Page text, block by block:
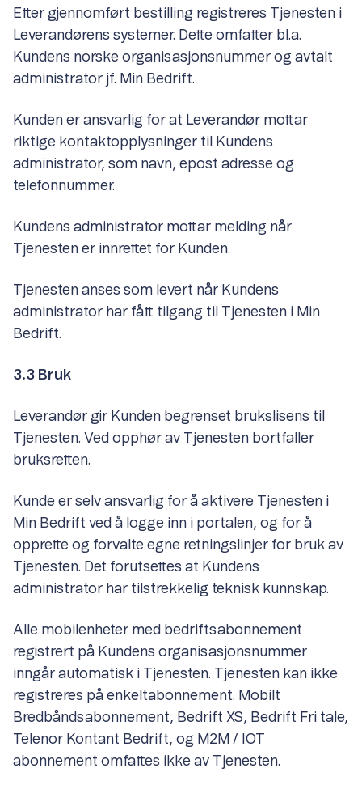
Etter gjennomført bestilling registreres Tjenesten i
Leverandørens systemer. Dette omfatter bl.a.
Kundens norske organisasjonsnummer og avtalt
administrator jf. Min Bedrift.
Kunden er ansvarlig for at Leverandør mottar
riktige kontaktopplysninger til Kundens
administrator, som navn, epost adresse og
telefonnummer.
Kundens administrator mottar melding når
Tjenesten er innrettet for Kunden.
Tjenesten anses som levert når Kundens
administrator har fått tilgang til Tjenesten i Min
Bedrift.
3.3 Bruk
Leverandør gir Kunden begrenset brukslisens til
Tjenesten. Ved opphør av Tjenesten bortfaller
bruksretten.
Kunde er selv ansvarlig for å aktivere Tjenesten i
Min Bedrift ved å logge inn i portalen, og for å
opprette og forvalte egne retningslinjer for bruk av
Tjenesten. Det forutsettes at Kundens
administrator har tilstrekkelig teknisk kunnskap.
Alle mobilenheter med bedriftsabonnement
registrert på Kundens organisasjonsnummer
inngår automatisk i Tjenesten. Tjenesten kan ikke
registreres på enkeltabonnement. Mobilt
Bredbåndsabonnement, Bedrift XS, Bedrift Fri tale,
Telenor Kontant Bedrift, og M2M / IOT
abonnement omfattes ikke av Tjenesten.